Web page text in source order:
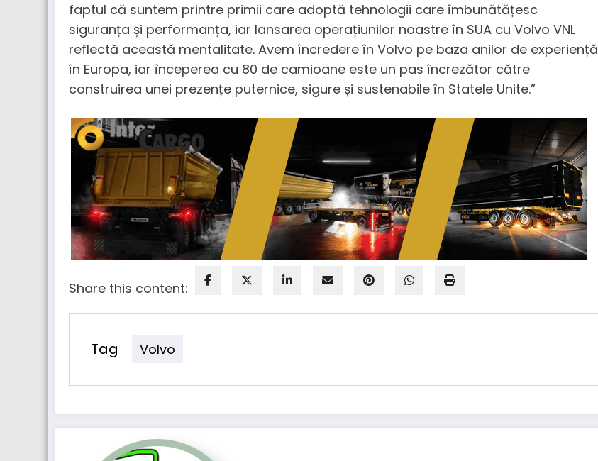
faptul că suntem printre primii care adoptă tehnologii care îmbunătățesc
siguranța și performanța, iar lansarea operațiunilor noastre în SUA cu Volvo VNL
reflectă această mentalitate. Avem încredere în Volvo pe baza anilor de experiență
în Europa, iar începerea cu 80 de camioane este un pas încrezător către
construirea unei prezențe puternice, sigure și sustenabile în Statele Unite.”
Share this content:
Tag Volvo